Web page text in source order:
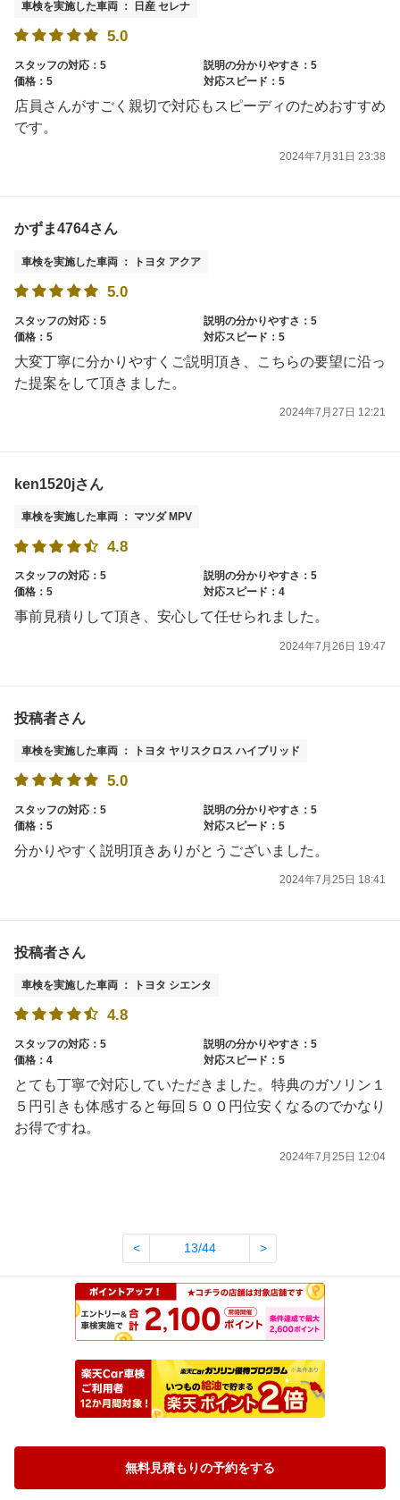
車検を実施した車両 ： 日産 セレナ
5.0
スタッフの対応：5
説明の分かりやすさ：5
価格：5
対応スピード：5
店員さんがすごく親切で対応もスピーディのためおすすめ
です。
2024年7月31日 23:38
かずま4764さん
車検を実施した車両 ： トヨタ アクア
5.0
スタッフの対応：5
説明の分かりやすさ：5
価格：5
対応スピード：5
大変丁寧に分かりやすくご説明頂き、こちらの要望に沿っ
た提案をして頂きました。
2024年7月27日 12:21
ken1520jさん
車検を実施した車両 ： マツダ MPV
4.8
スタッフの対応：5
説明の分かりやすさ：5
価格：5
対応スピード：4
事前見積りして頂き、安心して任せられました。
2024年7月26日 19:47
投稿者さん
車検を実施した車両 ： トヨタ ヤリスクロス ハイブリッド
5.0
スタッフの対応：5
説明の分かりやすさ：5
価格：5
対応スピード：5
分かりやすく説明頂きありがとうございました。
2024年7月25日 18:41
投稿者さん
車検を実施した車両 ： トヨタ シエンタ
4.8
スタッフの対応：5
説明の分かりやすさ：5
価格：4
対応スピード：5
とても丁寧で対応していただきました。特典のガソリン１
５円引きも体感すると毎回５００円位安くなるのでかなり
お得ですね。
2024年7月25日 12:04
< 13/44 >
無料見積もりの予約をする